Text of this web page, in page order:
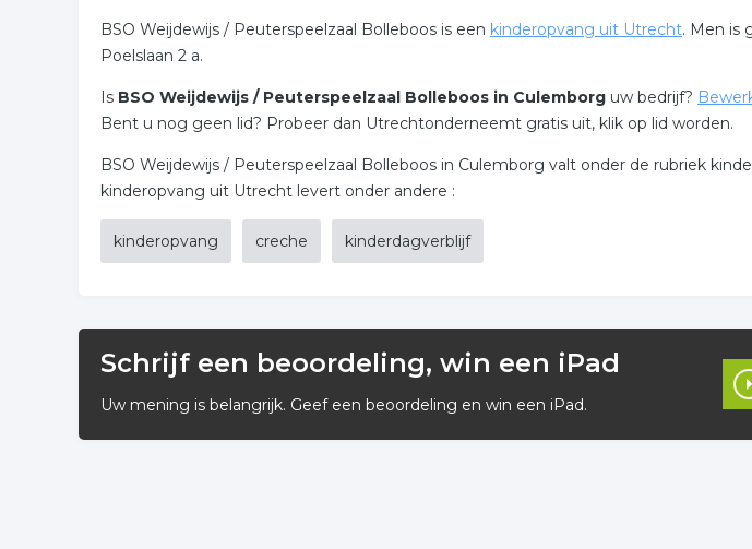
BSO Weijdewijs / Peuterspeelzaal Bolleboos is een kinderopvang uit Utrecht. Men is
Poelslaan 2 a.
Is BSO Weijdewijs / Peuterspeelzaal Bolleboos in Culemborg uw bedrijf?
Bent u nog geen lid? Probeer dan Utrechtonderneemt gratis uit, klik op lid worden.
BSO Weijdewijs / Peuterspeelzaal Bolleboos in Culemborg valt onder de rubriek
kinderopvang uit Utrecht levert onder andere :
kinderopvang creche kinderdagverblijf
Schrijf een beoordeling, win een iPad
Uw mening is belangrijk. Geef een beoordeling en win een iPad.